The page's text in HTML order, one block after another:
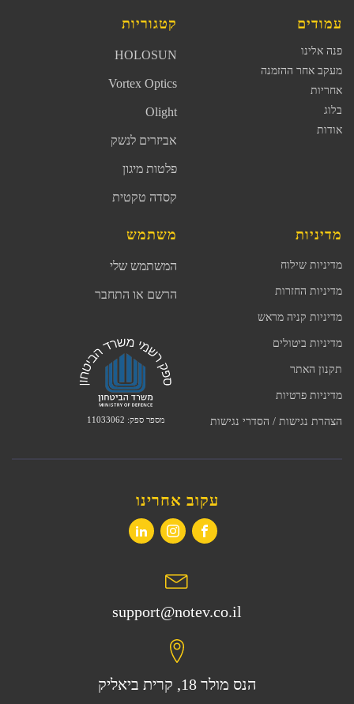
עמודים
פנה אלינו
מעקב אחר ההזמנה
אחריות
בלוג
אודות
קטגוריות
HOLOSUN
Vortex Optics
Olight
אביזרים לנשק
פלטות מיגון
קסדה טקטית
מדיניות
מדיניות שילוח
מדיניות החזרות
מדיניות קניה מראש
מדיניות ביטולים
תקנון האתר
מדיניות פרטיות
הצהרת נגישות / הסדרי נגישות
משתמש
המשתמש שלי
הרשם או התחבר
מספר ספק: 11033062
עקוב אחרינו
support@notev.co.il
הנס מולר 18, קרית ביאליק